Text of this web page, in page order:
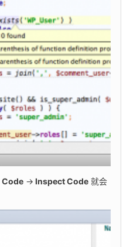
Code → Inspect Code 就会